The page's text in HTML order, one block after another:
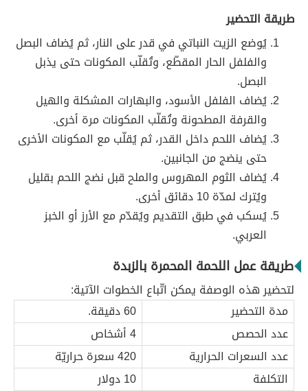
طريقة التحضير
يُوضع الزيت النباتي في قدر على النار، ثم يُضاف البصل
والفلفل الحار المقطّع، وتُقلّب المكونات حتى يذبل
البصل.
يُضاف الفلفل الأسود، والبهارات المشكلة والهيل
والقرفة المطحونة وتُقلّب المكونات مرة أخرى.
يُضاف اللحم داخل القدر، ثم يُقلّب مع المكونات الأخرى
حتى ينضج من الجانبين.
يُضاف الثوم المهروس والملح قبل نضج اللحم بقليل
ويُترك لمدّة 10 دقائق أخرى.
يُسكب في طبق التقديم ويُقدّم مع الأرز أو الخبز
العربي.
طريقة عمل اللحمة المحمرة بالزبدة
لتحضير هذه الوصفة يمكن اتّباع الخطوات الآتية:
مدة التحضير
60 دقيقة.
عدد الحصص
4 أشخاص
عدد السعرات الحرارية
420 سعرة حراريّة
التكلفة
10 دولار